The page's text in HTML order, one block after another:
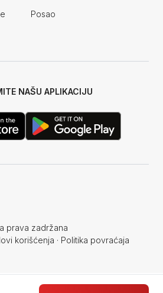
Posao
NAŠU APLIKACIJU
prava zadržana
korišćenja · Politika povraćaja